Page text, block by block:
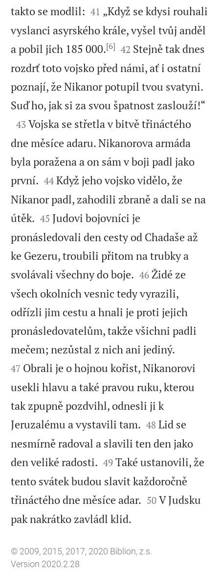
takto se modlil: 

41 „Když se kdysi rouhali
vyslanci asyrského krále, vyšel tvůj anděl
a pobil jich 185 000.[6] 

42 Stejně tak dnes
rozdrť toto vojsko před námi, ať i ostatní
poznají, že Nikanor potupil tvou svatyni.
Suď ho, jak si za svou špatnost zaslouží!“

43 Vojska se střetla v bitvě třináctého
dne měsíce adaru. Nikanorova armáda
byla poražena a on sám v boji padl jako
první. 

44 Když jeho vojsko vidělo, že
Nikanor padl, zahodili zbraně a dali se na
útěk. 

45 Judovi bojovníci je
pronásledovali den cesty od Chadaše až
ke Gezeru, troubili přitom na trubky a
svolávali všechny do boje. 

46 Židé ze
všech okolních vesnic tedy vyrazili,
odřízli jim cestu a hnali je proti jejich
pronásledovatelům, takže všichni padli
mečem; nezůstal z nich ani jediný.
47 Obrali je o hojnou kořist, Nikanorovi
usekli hlavu a také pravou ruku, kterou
tak zpupně pozdvihl, odnesli ji k
Jeruzalému a vystavili tam. 

48 Lid se
nesmírně radoval a slavili ten den jako
den veliké radosti. 

49 Také ustanovili, že
tento svátek budou slavit každoročně
třináctého dne měsíce adar. 

50 V Judsku
pak nakrátko zavládl klid.
© 2009, 2015, 2017, 2020 Biblion, z.s.
Version 2020.2.28